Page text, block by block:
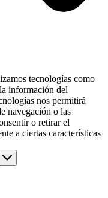
tecnologías como
información del
nos permitirá
navegación o las
o retirar el
a ciertas características